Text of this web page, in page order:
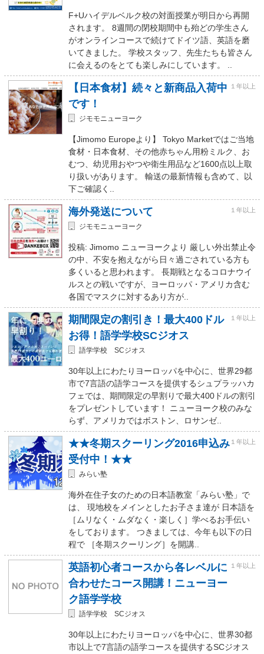
F+Uハイデルベルク校の対面授業が明日から再開
されます。 8週間の閉校期間中も殆どの学生さん
がオンラインコースで続けてドイツ語、英語を磨
いてきました。 学校スタッフ、先生たちも皆さん
に会えるのをとても楽しみにしています。 ..
【日本食材】続々と新商品入荷中
です！
１年以上
ジモモニューヨーク
【Jimomo Europeより】 Tokyo Marketではご当地
食材・日本食材、その他赤ちゃん用粉ミルク、お
むつ、幼児用おやつや衛生用品など1600点以上取
り扱いがあります。 輸送の最新情報も含めて、以
下ご確認く..
海外発送について １年以上
ジモモニューヨーク
投稿: Jimomo ニューヨークより 厳しい外出禁止令
の中、不安を抱えながら日々過ごされている方も
多くいると思われます。 長期戦となるコロナウイ
ルスとの戦いですが、ヨーロッパ・アメリカ含む
各国でマスクに対するあり方が..
期間限定の割引き！最大400ドル
お得！語学学校SCジオス
１年以上
語学学校 SCジオス
30年以上にわたりヨーロッパを中心に、世界29都
市で7言語の語学コースを提供するシュプラッハカ
フェでは、期間限定の早割りで最大400ドルの割引
をプレゼントしています！ ニューヨーク校のみな
らず、アメリカではボストン、ロサンゼ..
★★冬期スクーリング2016申込み
受付中！★★
１年以上
みらい塾
海外在住子女のための日本語教室「みらい塾」で
は、 現地校をメインとしたお子さま達が 日本語を
［ムリなく・ムダなく・楽しく］学べるお手伝い
をしております。 つきましては、今年も以下の日
程で ［冬期スクーリング］を開講..
英語初心者コースから各レベルに
合わせたコース開講！ニューヨー
ク語学学校
１年以上
語学学校 SCジオス
30年以上にわたりヨーロッパを中心に、世界30都
市以上で7言語の語学コースを提供するSCジオス